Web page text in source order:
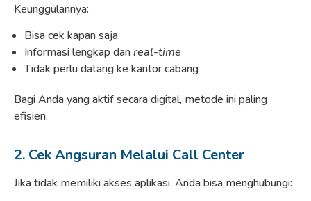
Keunggulannya:
Bisa cek kapan saja
Informasi lengkap danreal-time
Tidak perlu datang ke kantor cabang
Bagi Anda yang aktif secara digital, metode ini paling
efisien.
2. Cek Angsuran Melalui Call Center
Jika tidak memiliki akses aplikasi, Anda bisa menghubungi: